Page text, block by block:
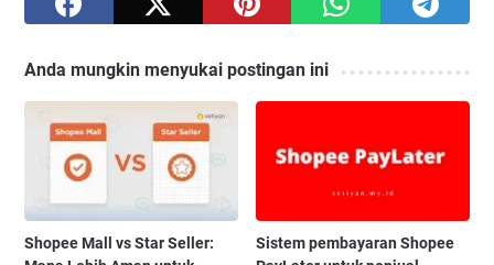
Anda mungkin menyukai postingan ini
Shopee Mall vs Star Seller:
Sistem pembayaran Shopee